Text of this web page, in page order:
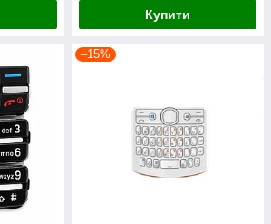
Купити
–15%